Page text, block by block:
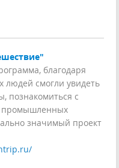
благодаря
людей смогли увидеть
познакомиться с
промышленных
значимый проект